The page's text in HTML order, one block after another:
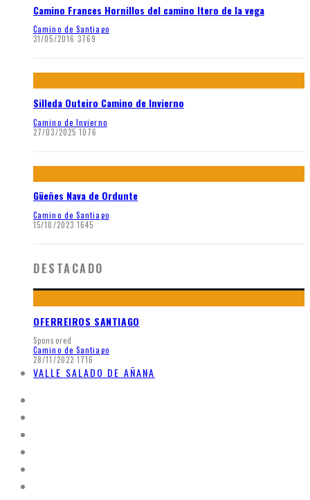
Camino Frances Hornillos del camino Itero de la vega
Camino de Santiago
31/05/2016 3769
Silleda Outeiro Camino de Invierno
Camino de Invierno
27/03/2025 1076
Güeñes Nava de Ordunte
Camino de Santiago
15/10/2023 1645
DESTACADO
OFERREIROS SANTIAGO
Sponsored
Camino de Santiago
28/11/2022 1716
VALLE SALADO DE AÑANA